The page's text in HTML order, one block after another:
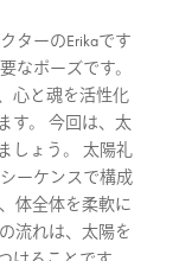
ターのErikaです
なポーズです。
心と魂を活性化
す。 今回は、太
しょう。 太陽礼
ーケンスで構成
体全体を柔軟に
流れは、太陽を